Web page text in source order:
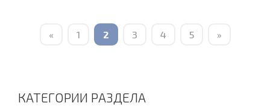
« 1 2 3 4 5 »
КАТЕГОРИИ РАЗДЕЛА